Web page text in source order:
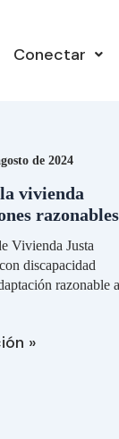
Conectar
de 2024
vivienda
razonables
Vivienda Justa
discapacidad
razonable a
»